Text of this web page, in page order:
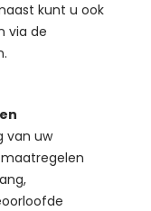
kunt u ook
via de
van uw